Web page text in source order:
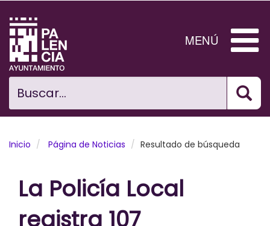
contenido
principal
Buscar...
MENÚ
Ciudad
El Ayuntamiento
Noticias
Areas municipales
Tramita
Inicio Página de Noticias Resultado de búsqueda
La Policía Local
registra 107